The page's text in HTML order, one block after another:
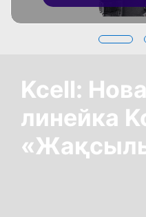
Kcell:
линейка